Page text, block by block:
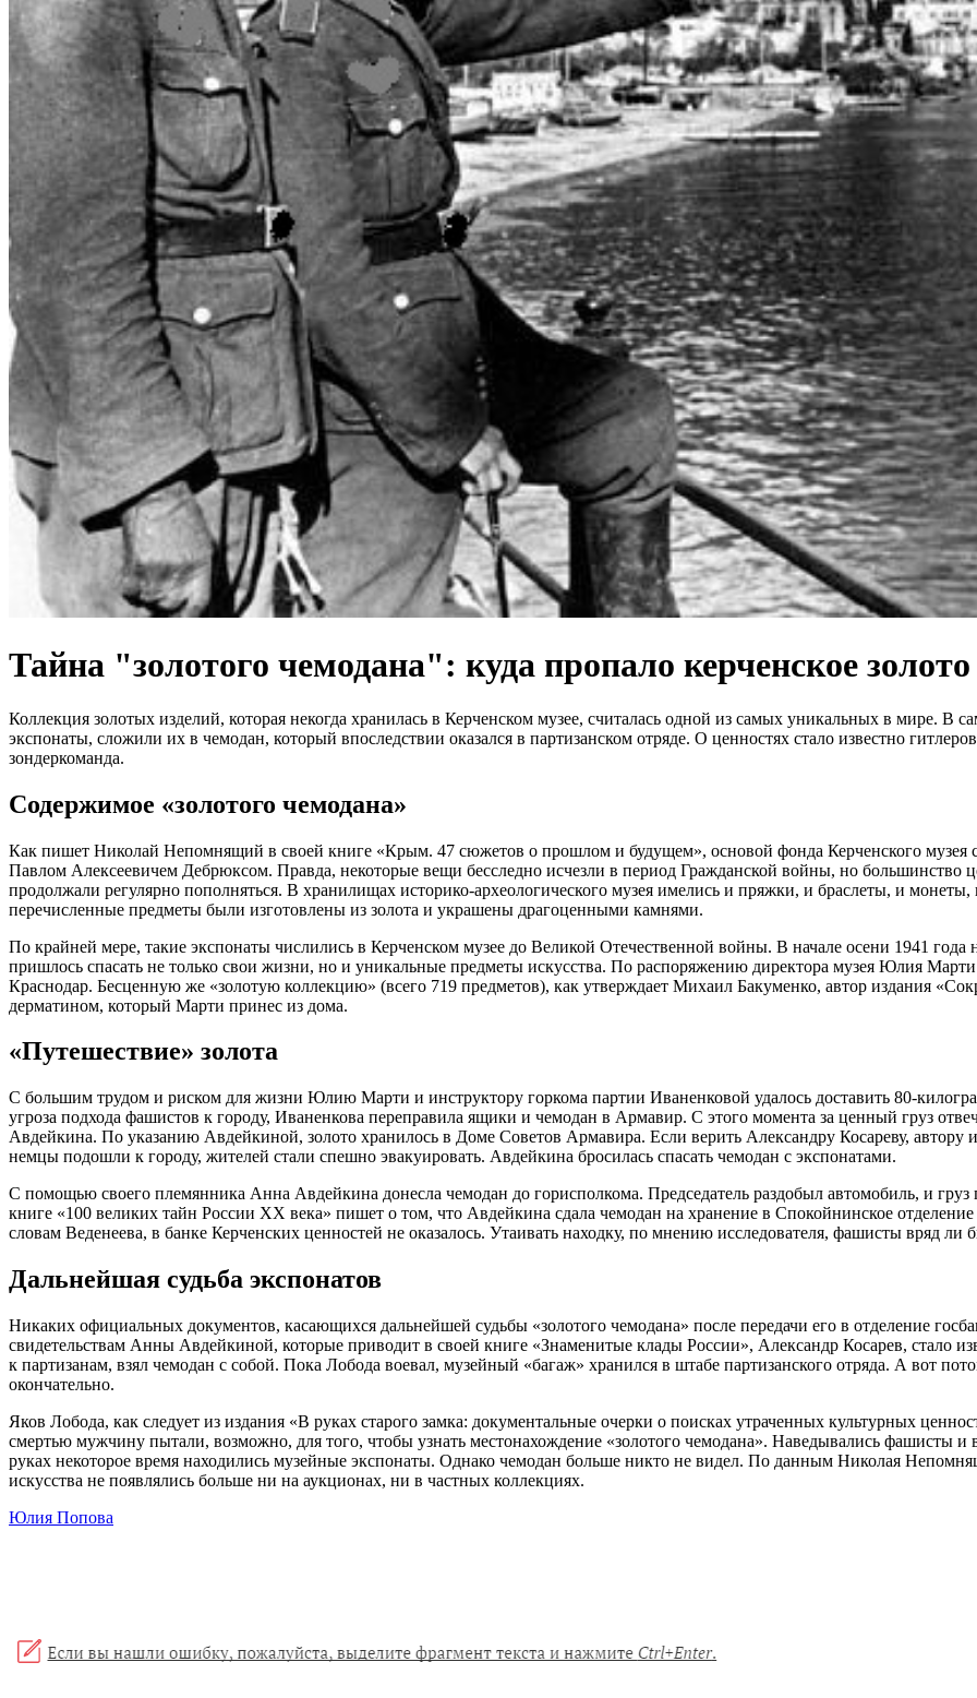
Тайна "золотого чемодана": куда пропало керченское
Коллекция золотых изделий, которая некогда хранилась в Керченском музее, считалась одной из самых уникальных в мире. В
экспонаты, сложили их в чемодан, который впоследствии оказался в партизанском отряде. О ценностях стало известно
зондеркоманда.
Содержимое «золотого чемодана»
Как пишет Николай Непомнящий в своей книге «Крым. 47 сюжетов о прошлом и будущем», основой фонда Керченского музея
Павлом Алексеевичем Дебрюксом. Правда, некоторые вещи бесследно исчезли в период Гражданской войны, но большинство
продолжали регулярно пополняться. В хранилищах историко-археологического музея имелись и пряжки, и браслеты, и
перечисленные предметы были изготовлены из золота и украшены драгоценными камнями.
По крайней мере, такие экспонаты числились в Керченском музее до Великой Отечественной войны. В начале осени 1941 года
пришлось спасать не только свои жизни, но и уникальные предметы искусства. По распоряжению директора музея Юлия
Краснодар. Бесценную же «золотую коллекцию» (всего 719 предметов), как утверждает Михаил Бакуменко, автор издания
дерматином, который Марти принес из дома.
«Путешествие» золота
С большим трудом и риском для жизни Юлию Марти и инструктору горкома партии Иваненковой удалось доставить 80-
угроза подхода фашистов к городу, Иваненкова переправила ящики и чемодан в Армавир. С этого момента за ценный груз
Авдейкина. По указанию Авдейкиной, золото хранилось в Доме Советов Армавира. Если верить Александру Косареву, автору
немцы подошли к городу, жителей стали спешно эвакуировать. Авдейкина бросилась спасать чемодан с экспонатами.
С помощью своего племянника Анна Авдейкина донесла чемодан до горисполкома. Председатель раздобыл автомобиль, и
книге «100 великих тайн России ХХ века» пишет о том, что Авдейкина сдала чемодан на хранение в Спокойнинское
словам Веденеева, в банке Керченских ценностей не оказалось. Утаивать находку, по мнению исследователя, фашисты вряд
Дальнейшая судьба экспонатов
Никаких официальных документов, касающихся дальнейшей судьбы «золотого чемодана» после передачи его в отделение
свидетельствам Анны Авдейкиной, которые приводит в своей книге «Знаменитые клады России», Александр Косарев, стало
к партизанам, взял чемодан с собой. Пока Лобода воевал, музейный «багаж» хранился в штабе партизанского отряда. А вот
окончательно.
Яков Лобода, как следует из издания «В руках старого замка: документальные очерки о поисках утраченных культурных
смертью мужчину пытали, возможно, для того, чтобы узнать местонахождение «золотого чемодана». Наведывались фашисты
руках некоторое время находились музейные экспонаты. Однако чемодан больше никто не видел. По данным Николая
искусства не появлялись больше ни на аукционах, ни в частных коллекциях.
Юлия Попова